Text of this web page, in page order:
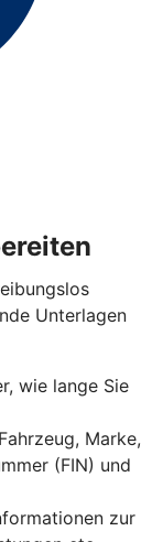
Unterlagen
wie lange Sie
Marke,
(FIN) und
zur